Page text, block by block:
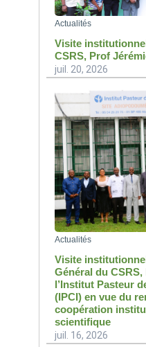
Actualités
Visite
CSRS, Prof
juil. 20, 2026
Actualités
Visite
Général du
l’Institut Pasteur
(IPCI) en vue du
coopération
scientifique
juil. 16, 2026